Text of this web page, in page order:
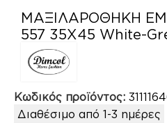
ΜΑΞΙΛΑΡΟΘΗΚΗ
557 35X45 White-
Κωδικός προϊόντος:
Διαθέσιμο από 1-3 ημέρες